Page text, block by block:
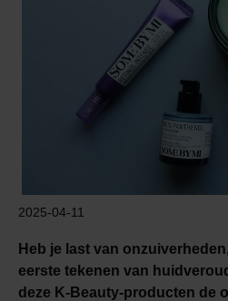
2025-04-11
Heb je last van
eerste tekenen van
deze K-Beauty-producten de